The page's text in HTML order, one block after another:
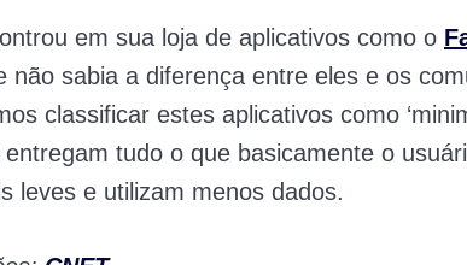
em sua loja de aplicativos como o
não sabia a diferença entre eles e os
classificar estes aplicativos como
tudo o que basicamente o
leves e utilizam menos dados.